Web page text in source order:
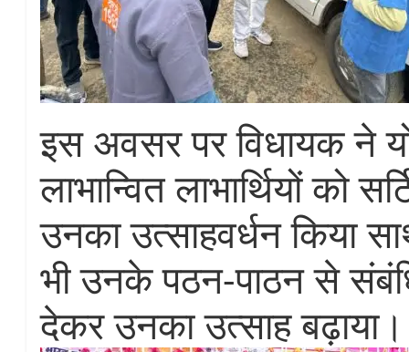
इस अवसर पर विधायक ने
लाभान्वित लाभार्थियों को
उनका उत्साहवर्धन किया
भी उनके पठन-पाठन से
देकर उनका उत्साह बढ़ाया।